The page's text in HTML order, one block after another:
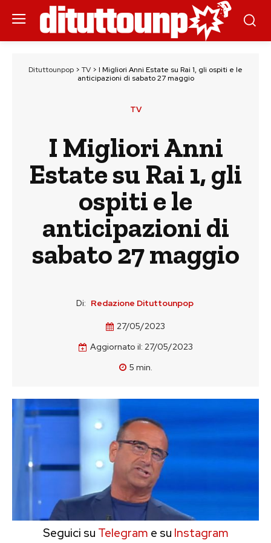
Dituttounpop > TV > I Migliori Anni Estate su Rai 1, gli ospiti e le
anticipazioni di sabato 27 maggio
TV
I Migliori Anni
Estate su Rai 1, gli
ospiti e le
anticipazioni di
sabato 27 maggio
Di: Redazione Dituttounpop
27/05/2023
Aggiornato il: 27/05/2023
5 min.
Seguici su Telegram e su Instagram